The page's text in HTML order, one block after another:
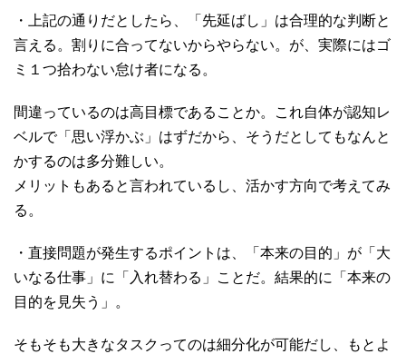
・上記の通りだとしたら、「先延ばし」は合理的な判断と
言える。割りに合ってないからやらない。が、実際にはゴ
ミ１つ拾わない怠け者になる。
間違っているのは高目標であることか。これ自体が認知レ
ベルで「思い浮かぶ」はずだから、そうだとしてもなんと
かするのは多分難しい。
メリットもあると言われているし、活かす方向で考えてみ
る。
・直接問題が発生するポイントは、「本来の目的」が「大
いなる仕事」に「入れ替わる」ことだ。結果的に「本来の
目的を見失う」。
そもそも大きなタスクってのは細分化が可能だし、もとよ